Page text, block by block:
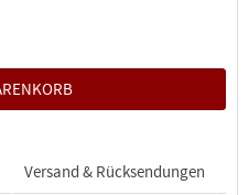
Versand & Rücksendungen